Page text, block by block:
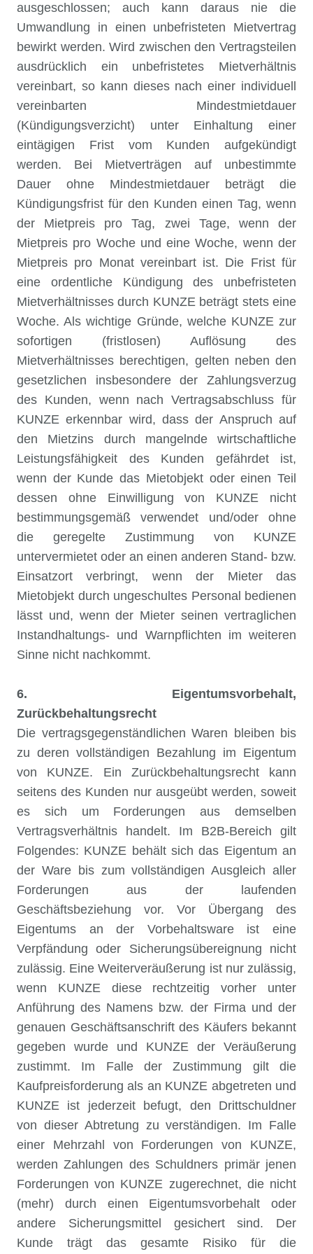
ausgeschlossen; auch kann daraus nie die
Umwandlung in einen unbefristeten Mietvertrag
bewirkt werden. Wird zwischen den Vertragsteilen
ausdrücklich ein unbefristetes Mietverhältnis
vereinbart, so kann dieses nach einer individuell
vereinbarten Mindestmietdauer
(Kündigungsverzicht) unter Einhaltung einer
eintägigen Frist vom Kunden aufgekündigt
werden. Bei Mietverträgen auf unbestimmte
Dauer ohne Mindestmietdauer beträgt die
Kündigungsfrist für den Kunden einen Tag, wenn
der Mietpreis pro Tag, zwei Tage, wenn der
Mietpreis pro Woche und eine Woche, wenn der
Mietpreis pro Monat vereinbart ist. Die Frist für
eine ordentliche Kündigung des unbefristeten
Mietverhältnisses durch KUNZE beträgt stets eine
Woche. Als wichtige Gründe, welche KUNZE zur
sofortigen (fristlosen) Auflösung des
Mietverhältnisses berechtigen, gelten neben den
gesetzlichen insbesondere der Zahlungsverzug
des Kunden, wenn nach Vertragsabschluss für
KUNZE erkennbar wird, dass der Anspruch auf
den Mietzins durch mangelnde wirtschaftliche
Leistungsfähigkeit des Kunden gefährdet ist,
wenn der Kunde das Mietobjekt oder einen Teil
dessen ohne Einwilligung von KUNZE nicht
bestimmungsgemäß verwendet und/oder ohne
die geregelte Zustimmung von KUNZE
untervermietet oder an einen anderen Stand- bzw.
Einsatzort verbringt, wenn der Mieter das
Mietobjekt durch ungeschultes Personal bedienen
lässt und, wenn der Mieter seinen vertraglichen
Instandhaltungs- und Warnpflichten im weiteren
Sinne nicht nachkommt.
6. Eigentumsvorbehalt,
Zurückbehaltungsrecht
Die vertragsgegenständlichen Waren bleiben bis
zu deren vollständigen Bezahlung im Eigentum
von KUNZE. Ein Zurückbehaltungsrecht kann
seitens des Kunden nur ausgeübt werden, soweit
es sich um Forderungen aus demselben
Vertragsverhältnis handelt. Im B2B-Bereich gilt
Folgendes: KUNZE behält sich das Eigentum an
der Ware bis zum vollständigen Ausgleich aller
Forderungen aus der laufenden
Geschäftsbeziehung vor. Vor Übergang des
Eigentums an der Vorbehaltsware ist eine
Verpfändung oder Sicherungsübereignung nicht
zulässig. Eine Weiterveräußerung ist nur zulässig,
wenn KUNZE diese rechtzeitig vorher unter
Anführung des Namens bzw. der Firma und der
genauen Geschäftsanschrift des Käufers bekannt
gegeben wurde und KUNZE der Veräußerung
zustimmt. Im Falle der Zustimmung gilt die
Kaufpreisforderung als an KUNZE abgetreten und
KUNZE ist jederzeit befugt, den Drittschuldner
von dieser Abtretung zu verständigen. Im Falle
einer Mehrzahl von Forderungen von KUNZE,
werden Zahlungen des Schuldners primär jenen
Forderungen von KUNZE zugerechnet, die nicht
(mehr) durch einen Eigentumsvorbehalt oder
andere Sicherungsmittel gesichert sind. Der
Kunde trägt das gesamte Risiko für die